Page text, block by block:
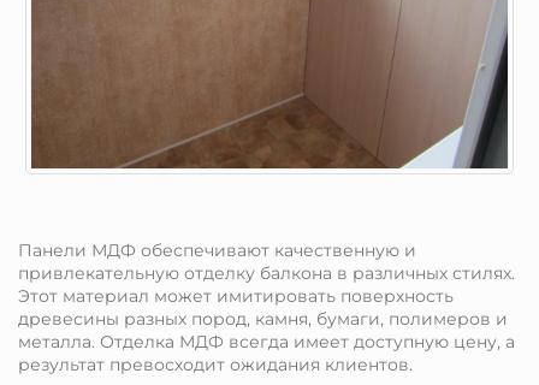
Панели МДФ обеспечивают качественную и
привлекательную отделку балкона в различных стилях.
Этот материал может имитировать поверхность
древесины разных пород, камня, бумаги, полимеров и
металла. Отделка МДФ всегда имеет доступную цену, а
результат превосходит ожидания клиентов.